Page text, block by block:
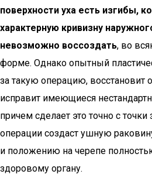
поверхности уха есть изгибы,
характерную кривизну
невозможно воссоздать, во
форме. Однако опытный
за такую операцию, восстановит
исправит имеющиеся
причем сделает это точно с
операции создаст ушную
и положению на черепе
здоровому органу.